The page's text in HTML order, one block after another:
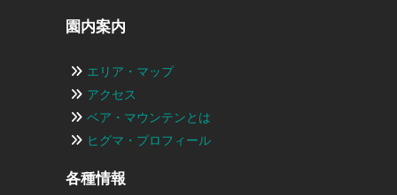
園内案内
エリア・マップ
アクセス
ベア・マウンテンとは
ヒグマ・プロフィール
各種情報